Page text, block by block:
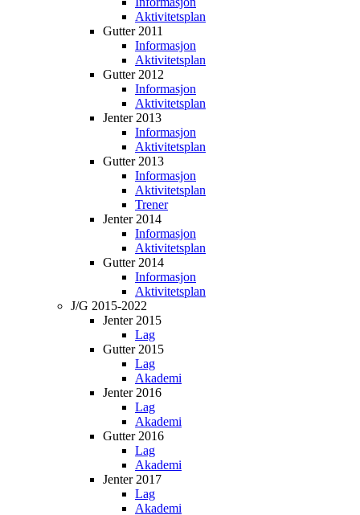
Aktivitetsplan
Gutter 2011
Informasjon
Aktivitetsplan
Gutter 2012
Informasjon
Aktivitetsplan
Jenter 2013
Informasjon
Aktivitetsplan
Gutter 2013
Informasjon
Aktivitetsplan
Trener
Jenter 2014
Informasjon
Aktivitetsplan
Gutter 2014
Informasjon
Aktivitetsplan
J/G 2015-2022
Jenter 2015
Lag
Gutter 2015
Lag
Akademi
Jenter 2016
Lag
Akademi
Gutter 2016
Lag
Akademi
Jenter 2017
Lag
Akademi